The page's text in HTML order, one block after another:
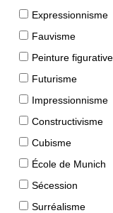
Expressionnisme
Fauvisme
Peinture
Futurisme
Impressionnisme
Constructivisme
Cubisme
École de Munich
Sécession
Surréalisme